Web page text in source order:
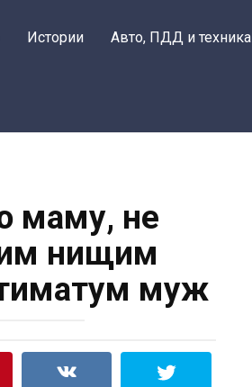
Истории Авто, ПДД и техника
маму, не
нищим
муж